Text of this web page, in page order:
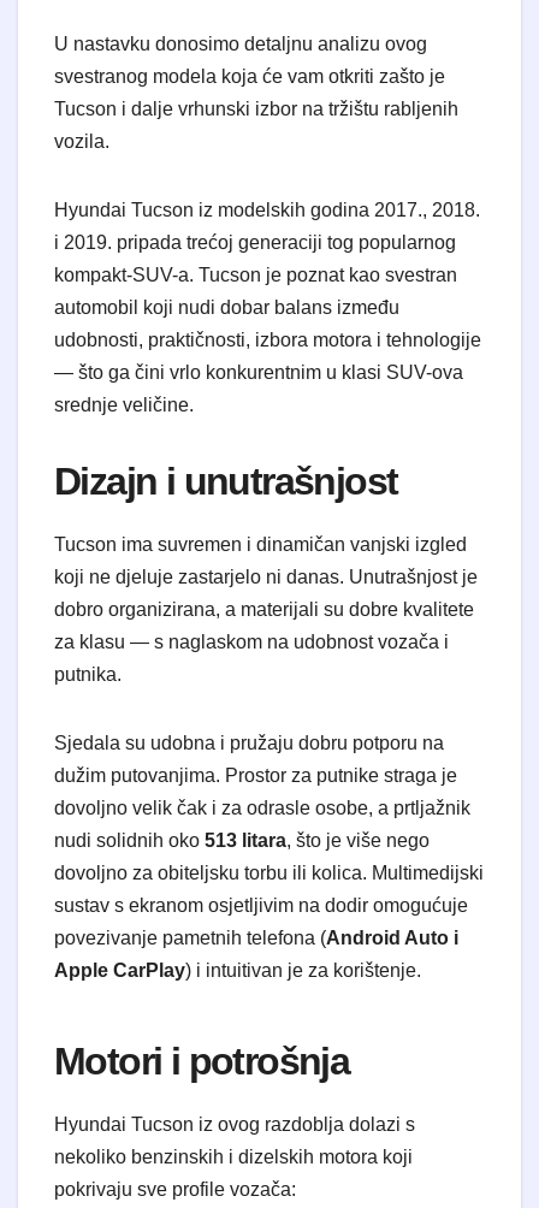
​U nastavku donosimo detaljnu analizu ovog
svestranog modela koja će vam otkriti zašto je
Tucson i dalje vrhunski izbor na tržištu rabljenih
vozila.
Hyundai Tucson iz modelskih godina 2017., 2018.
i 2019. pripada trećoj generaciji tog popularnog
kompakt-SUV-a. Tucson je poznat kao svestran
automobil koji nudi dobar balans između
udobnosti, praktičnosti, izbora motora i tehnologije
— što ga čini vrlo konkurentnim u klasi SUV-ova
srednje veličine.
​Dizajn i unutrašnjost
​Tucson ima suvremen i dinamičan vanjski izgled
koji ne djeluje zastarjelo ni danas. Unutrašnjost je
dobro organizirana, a materijali su dobre kvalitete
za klasu — s naglaskom na udobnost vozača i
putnika.
​Sjedala su udobna i pružaju dobru potporu na
dužim putovanjima. Prostor za putnike straga je
dovoljno velik čak i za odrasle osobe, a prtljažnik
nudi solidnih oko 513 litara, što je više nego
dovoljno za obiteljsku torbu ili kolica. Multimedijski
sustav s ekranom osjetljivim na dodir omogućuje
povezivanje pametnih telefona (Android Auto i
Apple CarPlay) i intuitivan je za korištenje.
​Motori i potrošnja
​Hyundai Tucson iz ovog razdoblja dolazi s
nekoliko benzinskih i dizelskih motora koji
pokrivaju sve profile vozača: